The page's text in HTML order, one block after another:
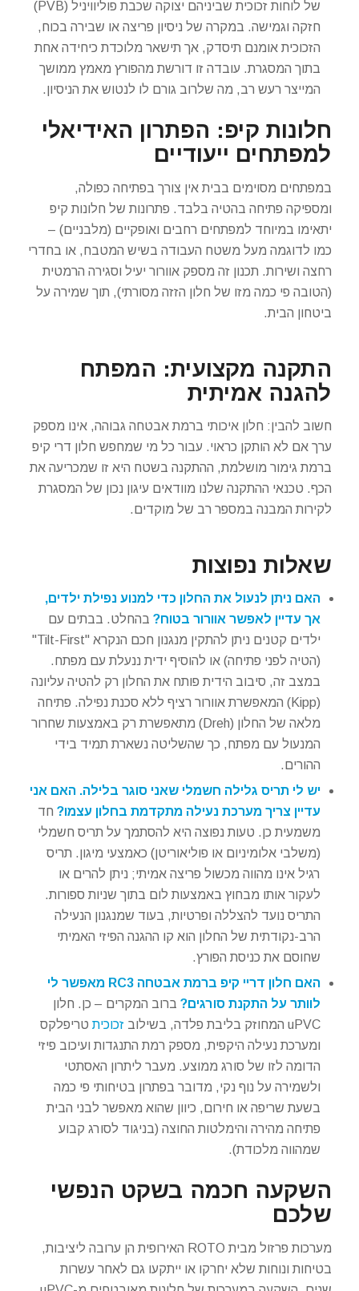
של לוחות זכוכית שביניהם יצוקה שכבת פוליוויניל (PVB)
חזקה וגמישה. במקרה של ניסיון פריצה או שבירה בכוח,
הזכוכית אומנם תיסדק, אך תישאר מלוכדת כיחידה אחת
בתוך המסגרת. עובדה זו דורשת מהפורץ מאמץ ממושך
המייצר רעש רב, מה שלרוב גורם לו לנטוש את הניסיון.
חלונות קיפ: הפתרון האידיאלי
למפתחים ייעודיים
במפתחים מסוימים בבית אין צורך בפתיחה כפולה,
ומספיקה פתיחה בהטיה בלבד. פתרונות של חלונות קיפ
יתאימו במיוחד למפתחים רחבים ואופקיים (מלבניים) –
כמו לדוגמה מעל משטח העבודה בשיש המטבח, או בחדרי
רחצה ושירות. תכנון זה מספק אוורור יעיל וסגירה הרמטית
(הטובה פי כמה מזו של חלון הזזה מסורתי), תוך שמירה על
ביטחון הבית.
התקנה מקצועית: המפתח
להגנה אמיתית
חשוב להבין: חלון איכותי ברמת אבטחה גבוהה, אינו מספק
ערך אם לא הותקן כראוי. עבור כל מי שמחפש חלון דרי קיפ
ברמת גימור מושלמת, ההתקנה בשטח היא זו שמכריעה את
הכף. טכנאי ההתקנה שלנו מוודאים עיגון נכון של המסגרת
לקירות המבנה במספר רב של מוקדים.
שאלות נפוצות
האם ניתן לנעול את החלון כדי למנוע נפילת ילדים,
אך עדיין לאפשר אוורור בטוח?בהחלט. בבתים עם
ילדים קטנים ניתן להתקין מנגנון חכם הנקרא "Tilt-First"
(הטיה לפני פתיחה) או להוסיף ידית ננעלת עם מפתח.
במצב זה, סיבוב הידית פותח את החלון רק להטיה עליונה
(Kipp) המאפשרת אוורור רציף ללא סכנת נפילה. פתיחה
מלאה של החלון (Dreh) מתאפשרת רק באמצעות שחרור
המנעול עם מפתח, כך שהשליטה נשארת תמיד בידי
ההורים.
יש לי תריס גלילה חשמלי שאני סוגר בלילה. האם אני
עדיין צריך מערכת נעילה מתקדמת בחלון עצמו?חד
משמעית כן. טעות נפוצה היא להסתמך על תריס חשמלי
(משלבי אלומיניום או פוליאוריטן) כאמצעי מיגון. תריס
רגיל אינו מהווה מכשול פריצה אמיתי; ניתן להרים או
לעקור אותו מבחוץ באמצעות לום בתוך שניות ספורות.
התריס נועד להצללה ופרטיות, בעוד שמנגנון הנעילה
הרב-נקודתית של החלון הוא קו ההגנה הפיזי האמיתי
שחוסם את כניסת הפורץ.
האם חלון דריי קיפ ברמת אבטחה RC3 מאפשר לי
לוותר על התקנת סורגים?ברוב המקרים – כן. חלון
uPVC המחוזק בליבת פלדה, בשילוב
זכוכיתטריפלקס
ומערכת נעילה היקפית, מספק רמת התנגדות ועיכוב פיזי
הדומה לזו של סורג ממוצע. מעבר ליתרון האסתטי
ולשמירה על נוף נקי, מדובר בפתרון בטיחותי פי כמה
בשעת שריפה או חירום, כיוון שהוא מאפשר לבני הבית
פתיחה מהירה והימלטות החוצה (בניגוד לסורג קבוע
שמהווה מלכודת).
השקעה חכמה בשקט הנפשי
שלכם
מערכות פרזול מבית ROTO האירופית הן ערובה ליציבות,
בטיחות ונוחות שלא יחרקו או ייתקעו גם לאחר עשרות